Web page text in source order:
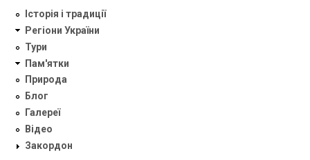
Історія і традиції
Регіони України
Тури
Пам'ятки
Природа
Блог
Галереї
Відео
Закордон